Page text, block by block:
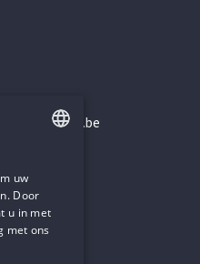
DUTCH
uw
Door
u in met
met ons